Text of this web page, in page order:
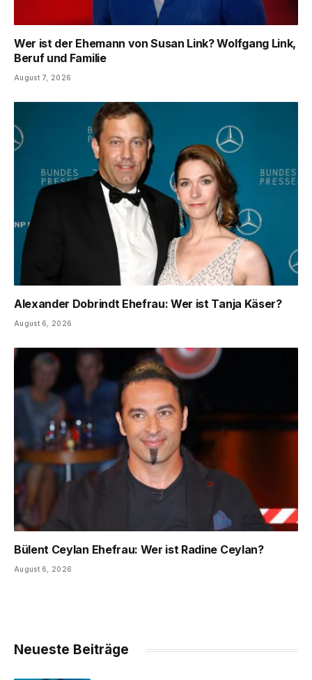
Wer ist der Ehemann von Susan Link? Wolfgang Link,
Beruf und Familie
August 7, 2026
Alexander Dobrindt Ehefrau: Wer ist Tanja Käser?
August 6, 2026
Bülent Ceylan Ehefrau: Wer ist Radine Ceylan?
August 6, 2026
Neueste Beiträge